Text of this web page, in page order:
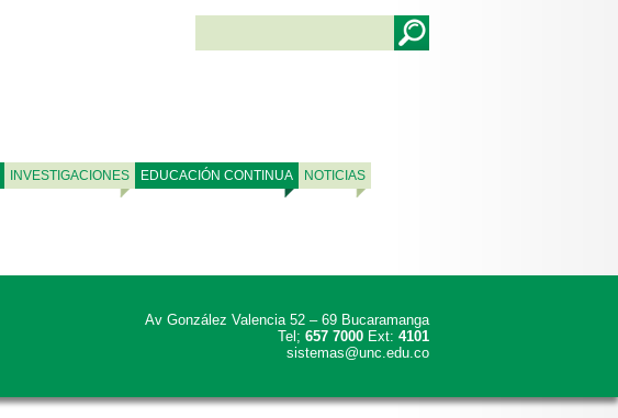
INVESTIGACIONES EDUCACIÓN CONTINUA NOTICIAS
Av González Valencia 52 – 69 Bucaramanga
Tel; 657 7000 Ext: 4101
sistemas@unc.edu.co